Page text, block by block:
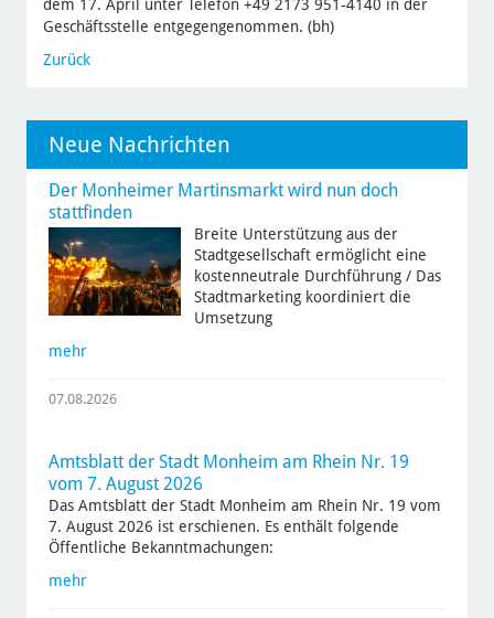
dem 17. April unter Telefon +49 2173 951-4140 in der
Geschäftsstelle entgegengenommen. (bh)
Zurück
Neue Nachrichten
Der Monheimer Martinsmarkt wird nun doch
stattfinden
Breite Unterstützung aus der
Stadtgesellschaft ermöglicht eine
kostenneutrale Durchführung / Das
Stadtmarketing koordiniert die
Umsetzung
mehr
07.08.2026
Amtsblatt der Stadt Monheim am Rhein Nr. 19
vom 7. August 2026
Das Amtsblatt der Stadt Monheim am Rhein Nr. 19 vom
7. August 2026 ist erschienen. Es enthält folgende
Öffentliche Bekanntmachungen:
mehr